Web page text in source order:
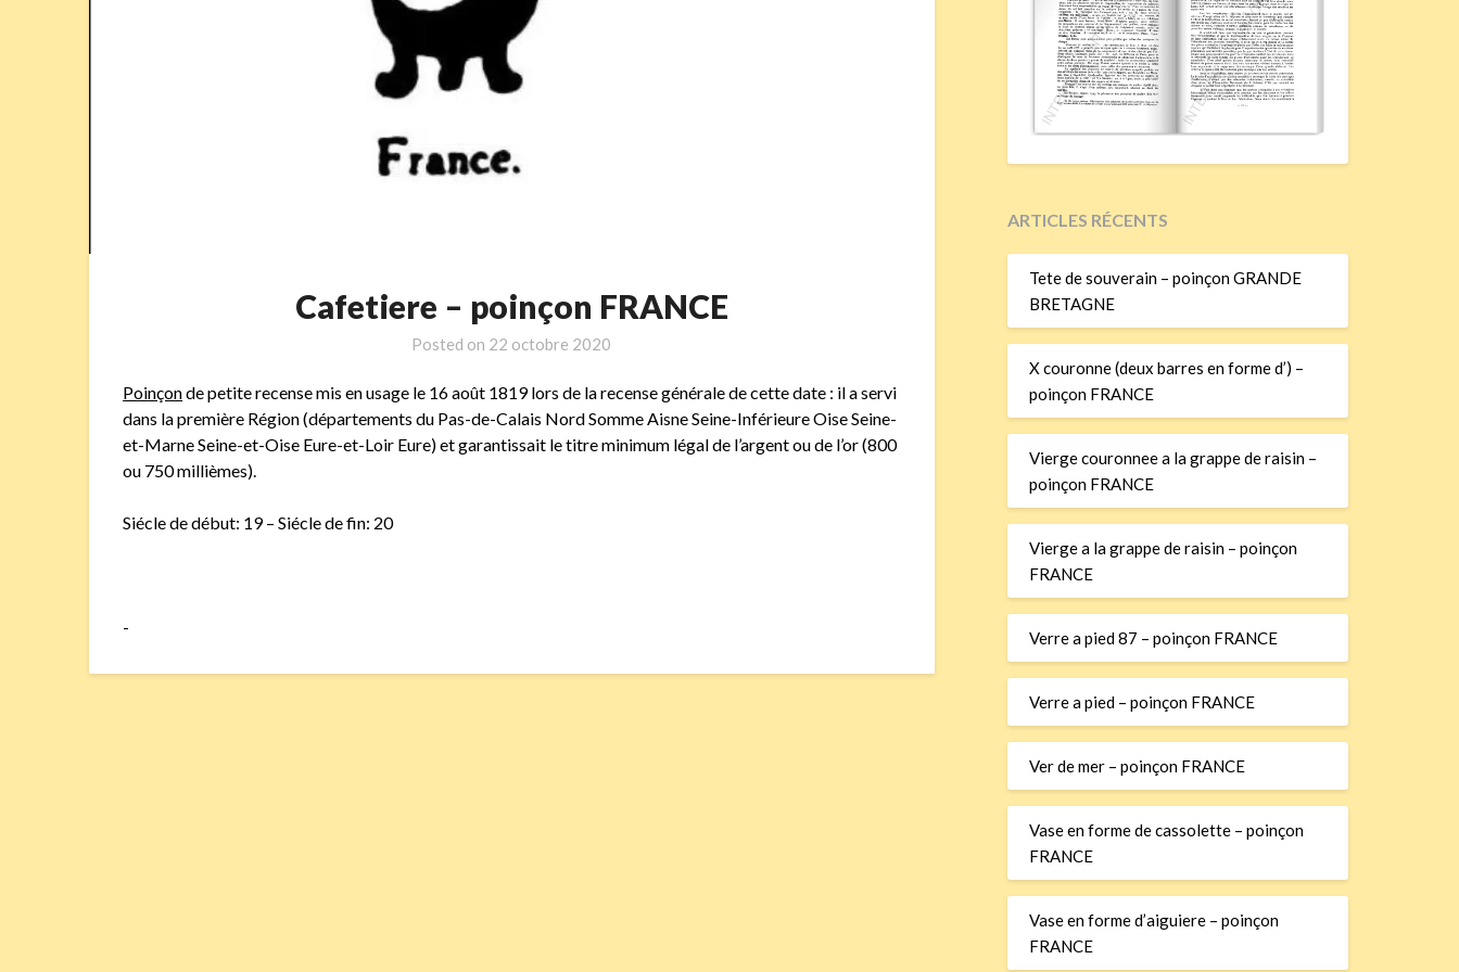
Cafetiere – poinçon FRANCE
Posted on 22 octobre 2020
Poinçonde petite recense mis en usage le 16 août 1819 lors de la recense générale de cette date : il a servi
dans la première Région (départements du Pas-de-Calais Nord Somme Aisne Seine-Inférieure Oise Seine-
et-Marne Seine-et-Oise Eure-et-Loir Eure) et garantissait le titre minimum légal de l’argent ou de l’or (800
ou 750 millièmes).
Siécle de début: 19 – Siécle de fin: 20
-
ARTICLES RÉCENTS
Tete de souverain – poinçon GRANDE
BRETAGNE
X couronne (deux barres en forme d’) –
poinçon FRANCE
Vierge couronnee a la grappe de raisin –
poinçon FRANCE
Vierge a la grappe de raisin – poinçon
FRANCE
Verre a pied 87 – poinçon FRANCE
Verre a pied – poinçon FRANCE
Ver de mer – poinçon FRANCE
Vase en forme de cassolette – poinçon
FRANCE
Vase en forme d’aiguiere – poinçon
FRANCE